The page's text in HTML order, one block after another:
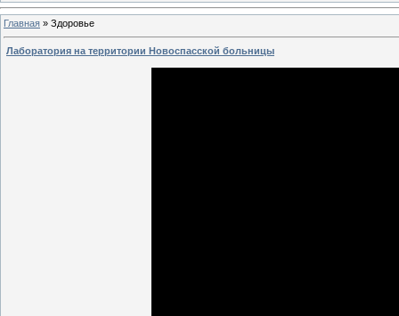
Главная » Здоровье
Лаборатория на территории Новоспасской больницы